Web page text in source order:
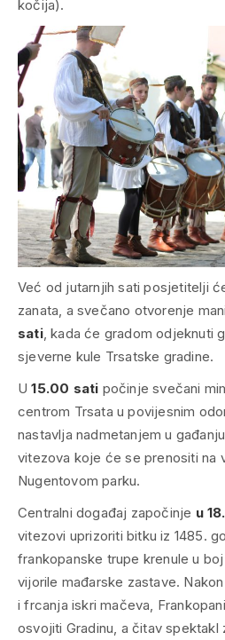
kočija).
Već od jutarnjih sati posjetitelji
zanata, a svečano otvorenje
sati, kada će gradom odjeknuti
sjeverne kule Trsatske gradine.
U15.00 sati počinje svečani
centrom Trsata u povijesnim
nastavlja nadmetanjem u
vitezova koje će se prenositi na
Nugentovom parku.
Centralni događaj započinje u
vitezovi uprizoriti bitku iz 1485.
frankopanske trupe krenule u
vijorile mađarske zastave.
i frcanja iskri mačeva,
osvojiti Gradinu, a čitav